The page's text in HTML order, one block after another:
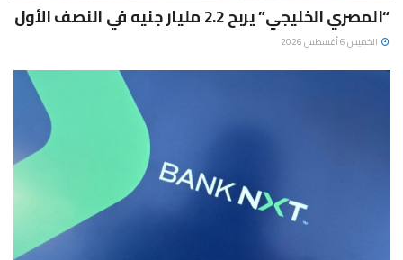
“المصري الخليجي” يربح 2.2 مليار جنيه في النصف الأول
الخميس 6 أغسطس 2026